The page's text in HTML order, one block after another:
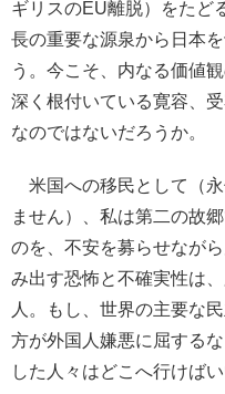
ギリスのEU離脱）をたど
長の重要な源泉から日本
う。今こそ、内なる価値
深く根付いている寛容、
なのではないだろうか。
米国への移民として（永
ません）、私は第二の故
のを、不安を募らせなが
み出す恐怖と不確実性は
人。もし、世界の主要な
方が外国人嫌悪に屈する
した人々はどこへ行けばい